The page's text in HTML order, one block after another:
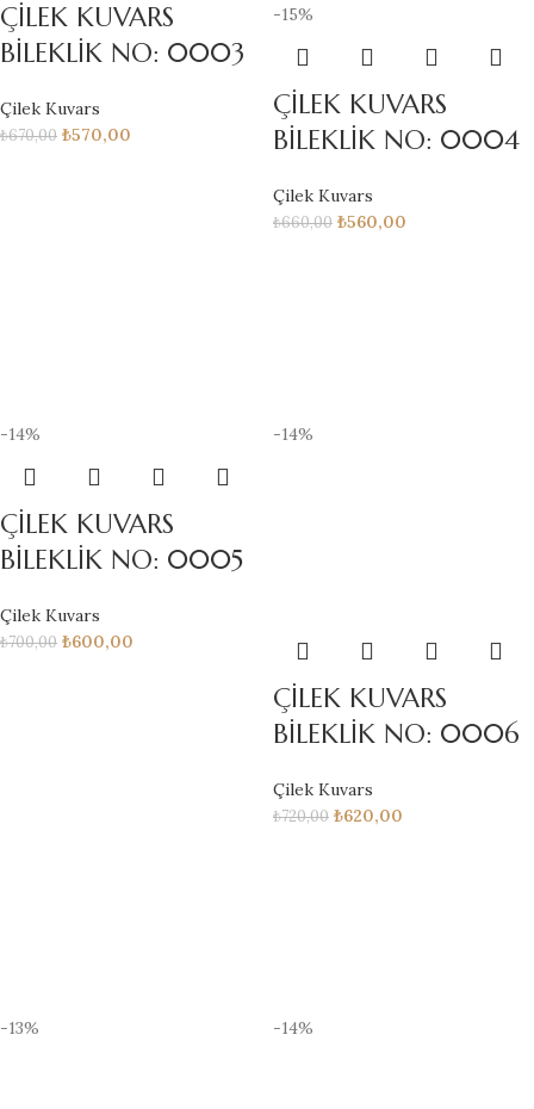
ÇİLEK KUVARS
BİLEKLİK NO: 0003
Çilek Kuvars
₺670,00 ₺570,00
-15%
ÇİLEK KUVARS
BİLEKLİK NO: 0004
Çilek Kuvars
₺660,00 ₺560,00
-14%
ÇİLEK KUVARS
BİLEKLİK NO: 0005
Çilek Kuvars
₺700,00 ₺600,00
-14%
ÇİLEK KUVARS
BİLEKLİK NO: 0006
Çilek Kuvars
₺720,00 ₺620,00
-13% -14%